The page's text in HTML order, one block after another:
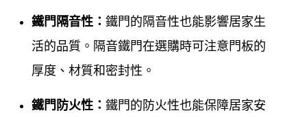
鐵門隔音性： 鐵門的隔音性也能影響居家生
活的品質。隔音鐵門在選購時可注意門板的
厚度、材質和密封性。
鐵門防火性： 鐵門的防火性也能保障居家安